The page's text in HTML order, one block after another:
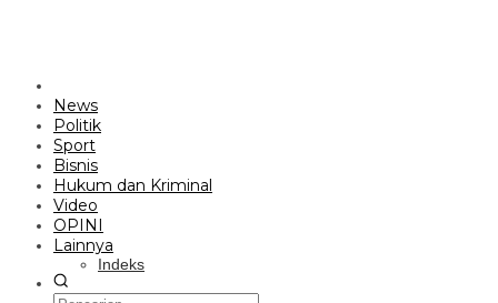
News
Politik
Sport
Bisnis
Hukum dan Kriminal
Video
OPINI
Lainnya
Indeks